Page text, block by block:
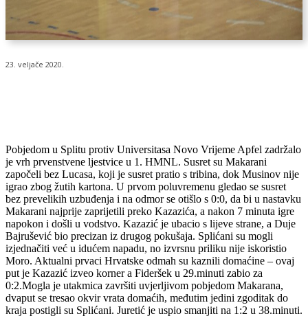
23. veljače 2020.
Pobjedom u Splitu protiv Universitasa Novo Vrijeme Apfel zadržalo
je vrh prvenstvene ljestvice u 1. HMNL. Susret su Makarani
započeli bez Lucasa, koji je susret pratio s tribina, dok Musinov nije
igrao zbog žutih kartona. U prvom poluvremenu gledao se susret
bez prevelikih uzbuđenja i na odmor se otišlo s 0:0, da bi u nastavku
Makarani najprije zaprijetili preko Kazazića, a nakon 7 minuta igre
napokon i došli u vodstvo. Kazazić je ubacio s lijeve strane, a Duje
Bajrušević bio precizan iz drugog pokušaja. Splićani su mogli
izjednačiti već u idućem napadu, no izvrsnu priliku nije iskoristio
Moro. Aktualni prvaci Hrvatske odmah su kaznili domaćine – ovaj
put je Kazazić izveo korner a Fideršek u 29.minuti zabio za
0:2.Mogla je utakmica završiti uvjerljivom pobjedom Makarana,
dvaput se tresao okvir vrata domaćih, međutim jedini zgoditak do
kraja postigli su Splićani. Juretić je uspio smanjiti na 1:2 u 38.minuti.